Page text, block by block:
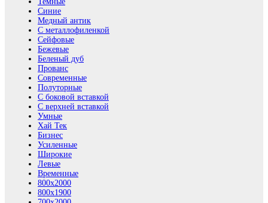
Синие
Медный антик
С металлофиленкой
Сейфовые
Бежевые
Беленый дуб
Прованс
Современные
Полуторные
С боковой вставкой
С верхней вставкой
Умные
Хай Тек
Бизнес
Усиленные
Широкие
Левые
Временные
800х2000
800x1900